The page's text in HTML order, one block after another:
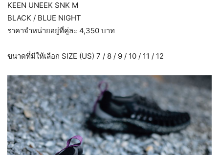
KEEN UNEEK SNK M
BLACK / BLUE NIGHT
ราคาจำหน่ายอยู่ที่คู่ละ 4,350 บาท
ขนาดที่มีให้เลือก SIZE (US) 7 / 8 / 9 / 10 / 11 / 12